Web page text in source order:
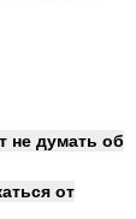
не думать об
от